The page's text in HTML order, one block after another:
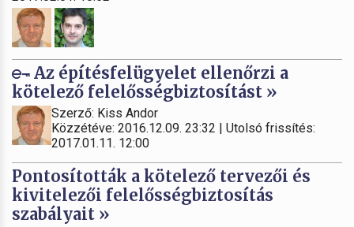
Az építésfelügyelet ellenőrzi a
kötelező felelősségbiztosítást »
Szerző: Kiss Andor
Közzétéve: 2016.12.09. 23:32 | Utolsó frissítés:
2017.01.11. 12:00
Pontosították a kötelező tervezői és
kivitelezői felelősségbiztosítás
szabályait »